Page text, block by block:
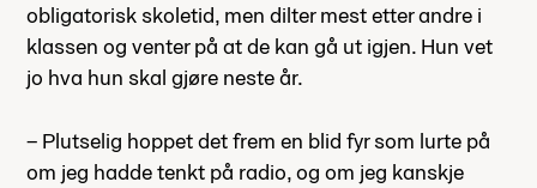
obligatorisk skoletid, men dilter mest etter andre i
klassen og venter på at de kan gå ut igjen. Hun vet
jo hva hun skal gjøre neste år.
– Plutselig hoppet det frem en blid fyr som lurte på
om jeg hadde tenkt på radio, og om jeg kanskje